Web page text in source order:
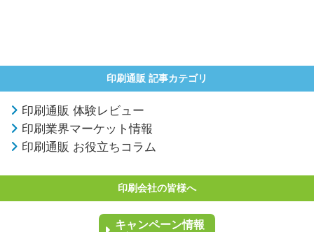
印刷通販 記事カテゴリ
印刷通販 体験レビュー
印刷業界マーケット情報
印刷通販 お役立ちコラム
印刷会社の皆様へ
キャンペーン情報